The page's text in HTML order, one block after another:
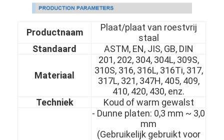
Productnaam
Plaat/plaat van roestvrij
staal
Standaard
ASTM, EN, JIS, GB, DIN
Materiaal
201, 202, 304, 304L, 309S,
310S, 316, 316L, 316Ti, 317,
317L, 321, 347H, 405, 409,
410, 420, 430, enz.
Techniek
Koud of warm gewalst
- Dunne platen: 0,3 mm ~ 3,0
mm
(Gebruikelijk gebruikt voor